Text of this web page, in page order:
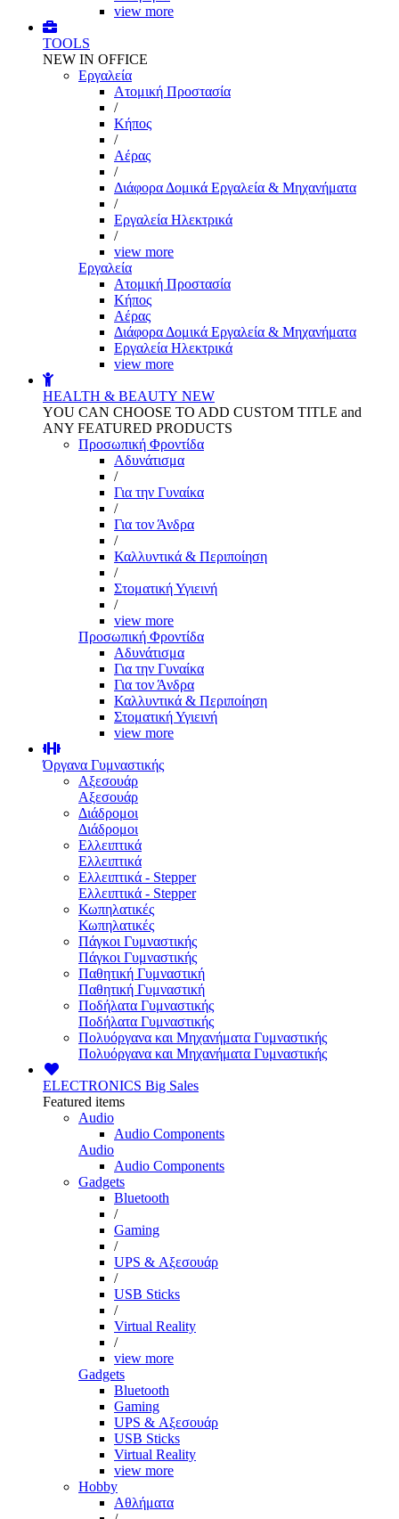
view more
TOOLS
NEW IN OFFICE
Εργαλεία
Aτομική Προστασία
/
Kήπος
/
Αέρας
/
Διάφορα Δομικά Εργαλεία & Μηχανήματα
/
Εργαλεία Ηλεκτρικά
/
view more
Εργαλεία
Aτομική Προστασία
Kήπος
Αέρας
Διάφορα Δομικά Εργαλεία & Μηχανήματα
Εργαλεία Ηλεκτρικά
view more
HEALTH & BEAUTY NEW
YOU CAN CHOOSE TO ADD CUSTOM TITLE and
ANY FEATURED PRODUCTS
Προσωπική Φροντίδα
Αδυνάτισμα
/
Για την Γυναίκα
/
Για τον Άνδρα
/
Καλλυντικά & Περιποίηση
/
Στοματική Υγιεινή
/
view more
Προσωπική Φροντίδα
Αδυνάτισμα
Για την Γυναίκα
Για τον Άνδρα
Καλλυντικά & Περιποίηση
Στοματική Υγιεινή
view more
Όργανα Γυμναστικής
Αξεσουάρ
Αξεσουάρ
Διάδρομοι
Διάδρομοι
Ελλειπτικά
Ελλειπτικά
Ελλειπτικά - Stepper
Ελλειπτικά - Stepper
Κωπηλατικές
Κωπηλατικές
Πάγκοι Γυμναστικής
Πάγκοι Γυμναστικής
Παθητική Γυμναστική
Παθητική Γυμναστική
Ποδήλατα Γυμναστικής
Ποδήλατα Γυμναστικής
Πολυόργανα και Μηχανήματα Γυμναστικής
Πολυόργανα και Μηχανήματα Γυμναστικής
ELECTRONICS Big Sales
Featured items
Audio
Audio Components
Audio
Audio Components
Gadgets
Bluetooth
/
Gaming
/
UPS & Αξεσουάρ
/
USB Sticks
/
Virtual Reality
/
view more
Gadgets
Bluetooth
Gaming
UPS & Αξεσουάρ
USB Sticks
Virtual Reality
view more
Hobby
Αθλήματα